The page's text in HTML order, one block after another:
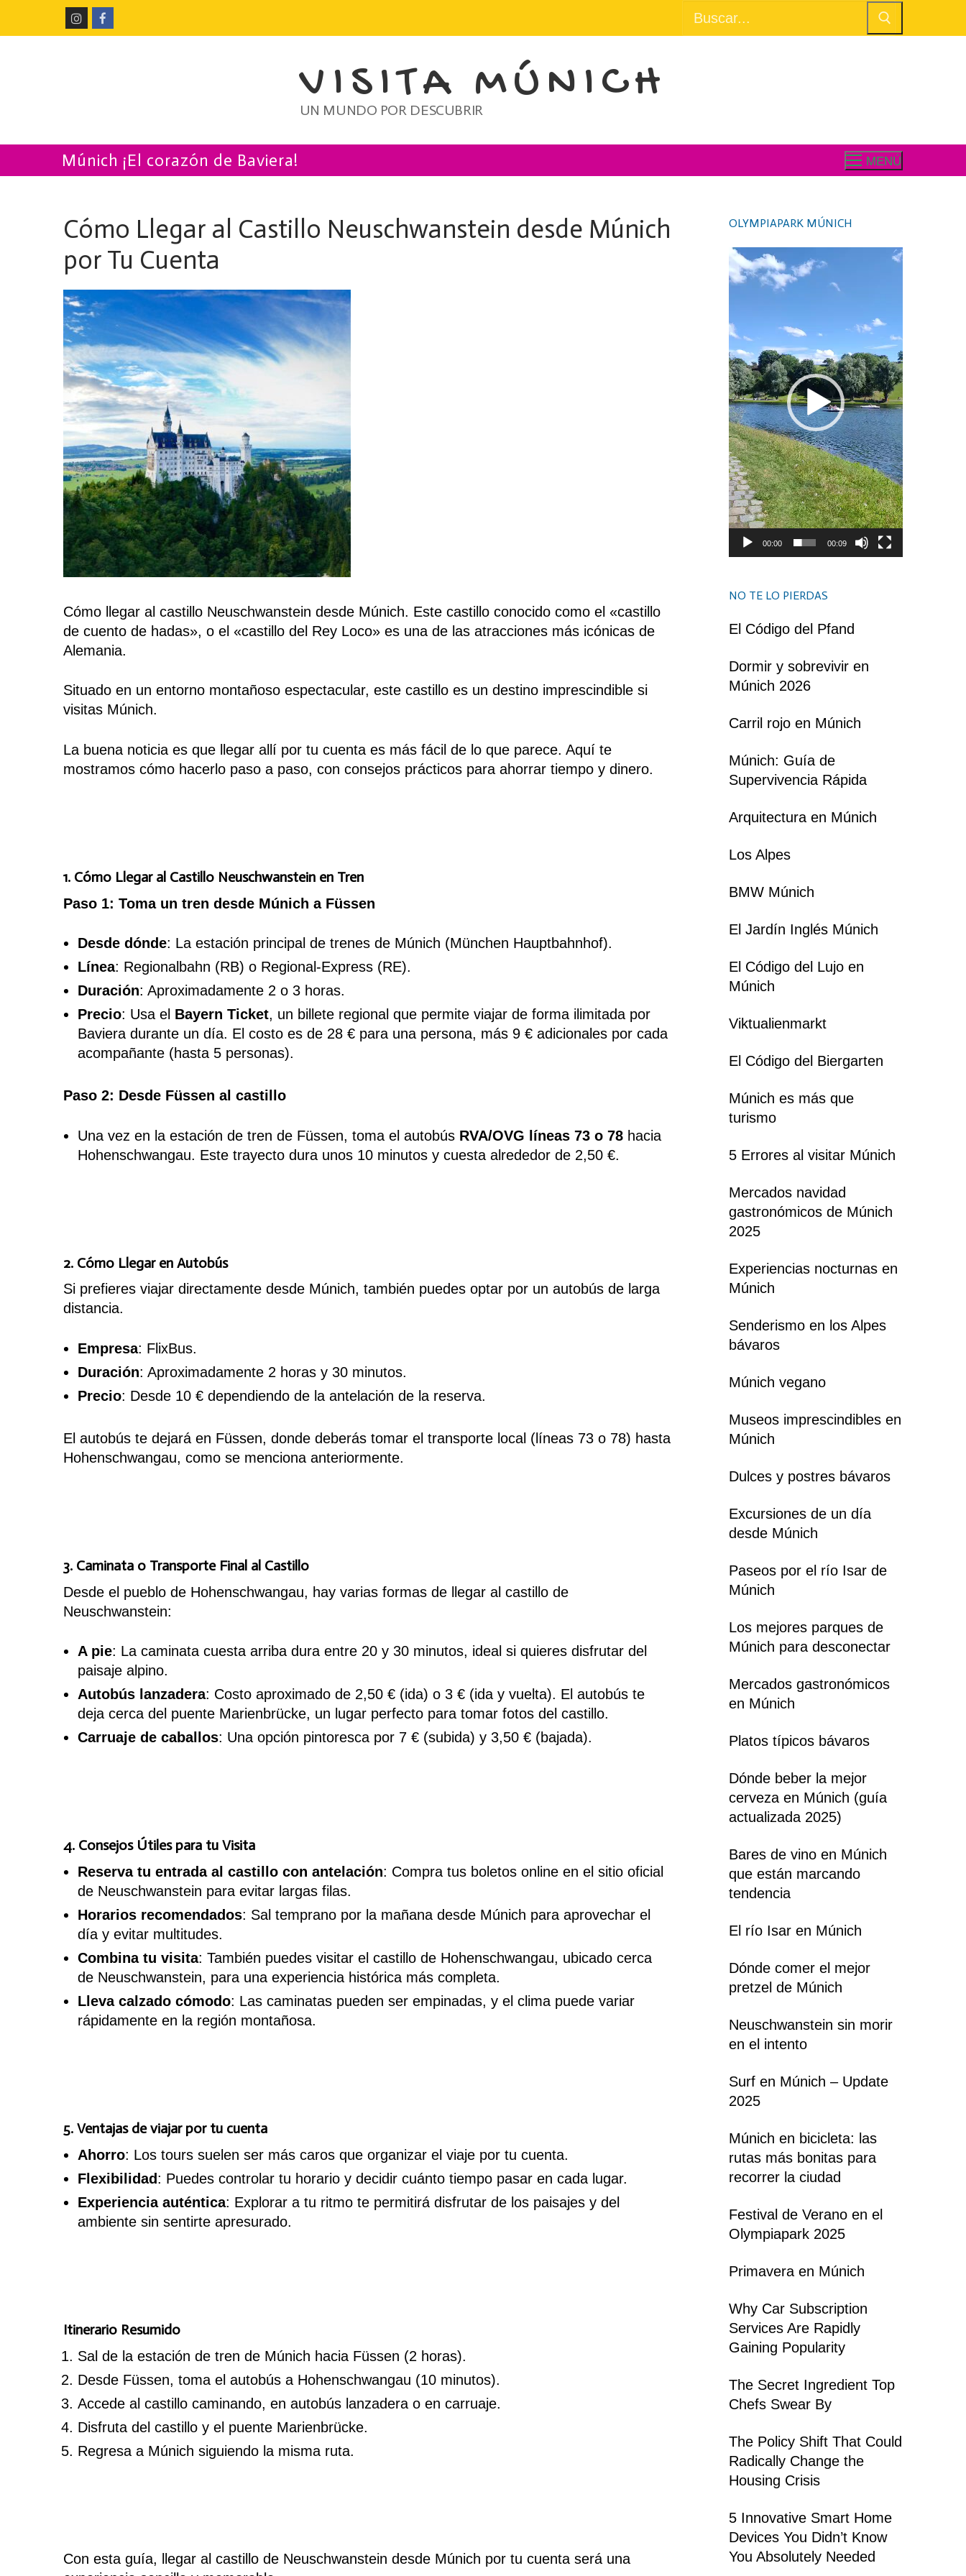
VISITA MÚNICH
UN MUNDO POR DESCUBRIR
Múnich ¡El corazón de Baviera! MENÚ
Cómo Llegar al Castillo Neuschwanstein desde Múnich
por Tu Cuenta
Cómo llegar al castillo Neuschwanstein desde Múnich. Este castillo conocido como el «castillo
de cuento de hadas», o el «castillo del Rey Loco» es una de las atracciones más icónicas de
Alemania.
Situado en un entorno montañoso espectacular, este castillo es un destino imprescindible si
visitas Múnich.
La buena noticia es que llegar allí por tu cuenta es más fácil de lo que parece. Aquí te
mostramos cómo hacerlo paso a paso, con consejos prácticos para ahorrar tiempo y dinero.
1. Cómo Llegar al Castillo Neuschwanstein en Tren
Paso 1: Toma un tren desde Múnich a Füssen
Desde dónde: La estación principal de trenes de Múnich (München Hauptbahnhof).
Línea: Regionalbahn (RB) o Regional-Express (RE).
Duración: Aproximadamente 2 o 3 horas.
Precio: Usa el Bayern Ticket, un billete regional que permite viajar de forma ilimitada por
Baviera durante un día. El costo es de 28 € para una persona, más 9 € adicionales por cada
acompañante (hasta 5 personas).
Paso 2: Desde Füssen al castillo
Una vez en la estación de tren de Füssen, toma el autobús RVA/OVG líneas 73 o 78 hacia
Hohenschwangau. Este trayecto dura unos 10 minutos y cuesta alrededor de 2,50 €.
2. Cómo Llegar en Autobús
Si prefieres viajar directamente desde Múnich, también puedes optar por un autobús de larga
distancia.
Empresa: FlixBus.
Duración: Aproximadamente 2 horas y 30 minutos.
Precio: Desde 10 € dependiendo de la antelación de la reserva.
El autobús te dejará en Füssen, donde deberás tomar el transporte local (líneas 73 o 78) hasta
Hohenschwangau, como se menciona anteriormente.
3. Caminata o Transporte Final al Castillo
Desde el pueblo de Hohenschwangau, hay varias formas de llegar al castillo de
Neuschwanstein:
A pie: La caminata cuesta arriba dura entre 20 y 30 minutos, ideal si quieres disfrutar del
paisaje alpino.
Autobús lanzadera: Costo aproximado de 2,50 € (ida) o 3 € (ida y vuelta). El autobús te
deja cerca del puente Marienbrücke, un lugar perfecto para tomar fotos del castillo.
Carruaje de caballos: Una opción pintoresca por 7 € (subida) y 3,50 € (bajada).
4. Consejos Útiles para tu Visita
Reserva tu entrada al castillo con antelación: Compra tus boletos online en el sitio oficial
de Neuschwanstein para evitar largas filas.
Horarios recomendados: Sal temprano por la mañana desde Múnich para aprovechar el
día y evitar multitudes.
Combina tu visita: También puedes visitar el castillo de Hohenschwangau, ubicado cerca
de Neuschwanstein, para una experiencia histórica más completa.
Lleva calzado cómodo: Las caminatas pueden ser empinadas, y el clima puede variar
rápidamente en la región montañosa.
5. Ventajas de viajar por tu cuenta
Ahorro: Los tours suelen ser más caros que organizar el viaje por tu cuenta.
Flexibilidad: Puedes controlar tu horario y decidir cuánto tiempo pasar en cada lugar.
Experiencia auténtica: Explorar a tu ritmo te permitirá disfrutar de los paisajes y del
ambiente sin sentirte apresurado.
Itinerario Resumido
Sal de la estación de tren de Múnich hacia Füssen (2 horas).
Desde Füssen, toma el autobús a Hohenschwangau (10 minutos).
Accede al castillo caminando, en autobús lanzadera o en carruaje.
Disfruta del castillo y el puente Marienbrücke.
Regresa a Múnich siguiendo la misma ruta.
Con esta guía, llegar al castillo de Neuschwanstein desde Múnich por tu cuenta será una
OLYMPIAPARK MÚNICH
Video
Player
00:00 00:09
NO TE LO PIERDAS
El Código del Pfand
Dormir y sobrevivir en
Múnich 2026
Carril rojo en Múnich
Múnich: Guía de
Supervivencia Rápida
Arquitectura en Múnich
Los Alpes
BMW Múnich
El Jardín Inglés Múnich
El Código del Lujo en
Múnich
Viktualienmarkt
El Código del Biergarten
Múnich es más que
turismo
5 Errores al visitar Múnich
Mercados navidad
gastronómicos de Múnich
2025
Experiencias nocturnas en
Múnich
Senderismo en los Alpes
bávaros
Múnich vegano
Museos imprescindibles en
Múnich
Dulces y postres bávaros
Excursiones de un día
desde Múnich
Paseos por el río Isar de
Múnich
Los mejores parques de
Múnich para desconectar
Mercados gastronómicos
en Múnich
Platos típicos bávaros
Dónde beber la mejor
cerveza en Múnich (guía
actualizada 2025)
Bares de vino en Múnich
que están marcando
tendencia
El río Isar en Múnich
Dónde comer el mejor
pretzel de Múnich
Neuschwanstein sin morir
en el intento
Surf en Múnich – Update
2025
Múnich en bicicleta: las
rutas más bonitas para
recorrer la ciudad
Festival de Verano en el
Olympiapark 2025
Primavera en Múnich
Why Car Subscription
Services Are Rapidly
Gaining Popularity
The Secret Ingredient Top
Chefs Swear By
The Policy Shift That Could
Radically Change the
Housing Crisis
5 Innovative Smart Home
Devices You Didn’t Know
You Absolutely Needed